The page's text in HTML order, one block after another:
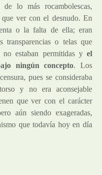
de lo más rocambolescas,
ver con el desnudo. En
o la falta de ella; eran
transparencias o telas que
no estaban permitidas y el
ningún concepto. Los
pues se consideraba
y no era aconsejable
que ver con el carácter
aún siendo exageradas,
que todavía hoy en día